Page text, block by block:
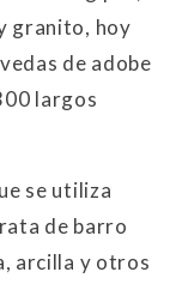
granito, hoy
de adobe
largos
se utiliza
de barro
arcilla y otros